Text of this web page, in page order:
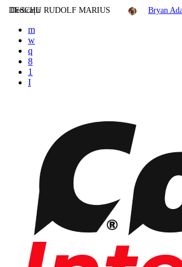
Dedicații
DESCHU RUDOLF MARIUS Bryan